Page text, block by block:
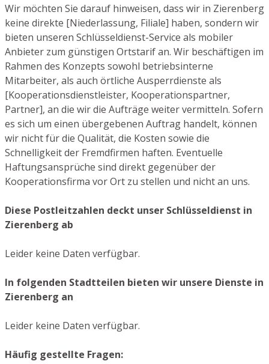
Wir möchten Sie darauf hinweisen, dass wir in Zierenberg
keine direkte [Niederlassung, Filiale] haben, sondern wir
bieten unseren Schlüsseldienst-Service als mobiler
Anbieter zum günstigen Ortstarif an. Wir beschäftigen im
Rahmen des Konzepts sowohl betriebsinterne
Mitarbeiter, als auch örtliche Ausperrdienste als
[Kooperationsdienstleister, Kooperationspartner,
Partner], an die wir die Aufträge weiter vermitteln. Sofern
es sich um einen übergebenen Auftrag handelt, können
wir nicht für die Qualität, die Kosten sowie die
Schnelligkeit der Fremdfirmen haften. Eventuelle
Haftungsansprüche sind direkt gegenüber der
Kooperationsfirma vor Ort zu stellen und nicht an uns.
Diese Postleitzahlen deckt unser Schlüsseldienst in
Zierenberg ab
Leider keine Daten verfügbar.
In folgenden Stadtteilen bieten wir unsere Dienste in
Zierenberg an
Leider keine Daten verfügbar.
Häufig gestellte Fragen: